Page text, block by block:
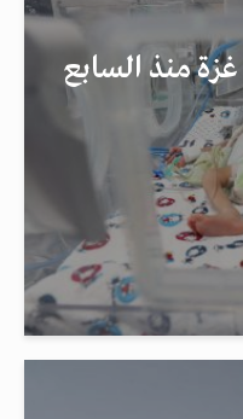
غزة منذ السابع